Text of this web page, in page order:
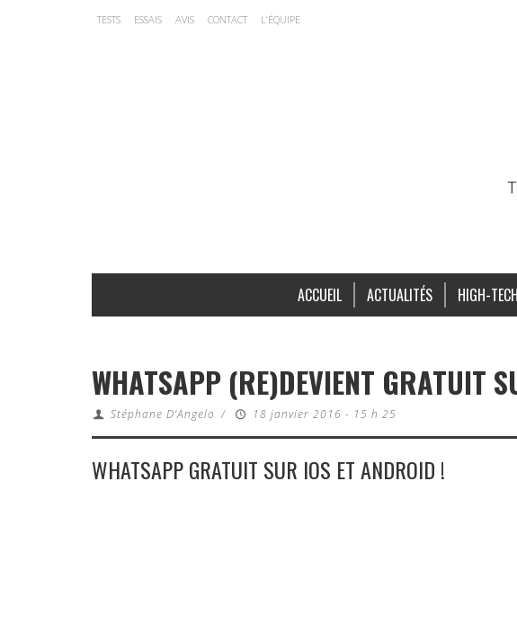
TESTS ESSAIS AVIS CONTACT L’ÉQUIPE
ACCUEIL ACTUALITÉS HIGH-TECH
WHATSAPP (RE)DEVIENT GRATUIT
Stéphane D'Angelo / 18 janvier 2016 - 15 h 25
WHATSAPP GRATUIT SUR IOS ET ANDROID !